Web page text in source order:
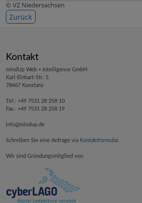
© VZ Niedersachsen
Zurück
Kontakt
mindUp Web + Intelligence GmbH
Karl-Einhart-Str. 5
78467 Konstanz
Tel.: +49 7531 28 258 10
Fax.: +49 7531 28 258 19
info@mindup.de
Schreiben Sie eine Anfrage via Kontaktformular.
Wir sind Gründungsmitglied von